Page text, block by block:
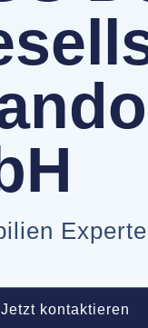
Jetzt kontaktieren